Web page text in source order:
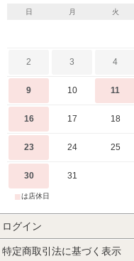
日 月 火
2 3 4
9 10 11
16 17 18
23 24 25
30 31
■は店休日
ログイン
特定商取引法に基づく表示